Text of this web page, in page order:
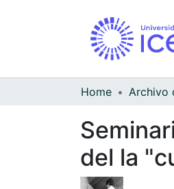
Home
del la